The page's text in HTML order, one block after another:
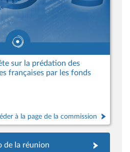
sur la prédation des
françaises par les fonds
à la page de la commission
de la réunion